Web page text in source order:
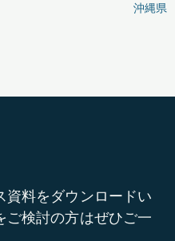
沖縄県
資料をダウンロードい
ご検討の方はぜひご一